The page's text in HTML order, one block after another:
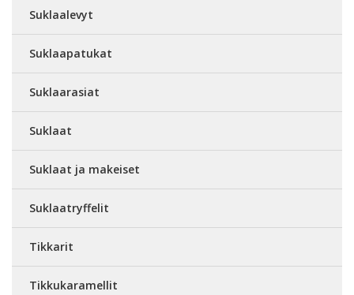
Suklaalevyt
Suklaapatukat
Suklaarasiat
Suklaat
Suklaat ja makeiset
Suklaatryffelit
Tikkarit
Tikkukaramellit